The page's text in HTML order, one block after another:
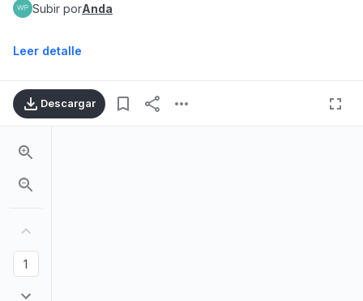
Subir porAnda
Leer detalle
Descargar